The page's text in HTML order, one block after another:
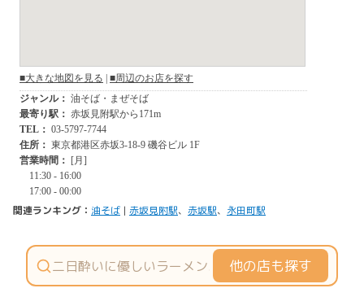
関連ランキング： 油そば | 赤坂見附駅、 赤坂駅、 永田町駅
他の店も探す